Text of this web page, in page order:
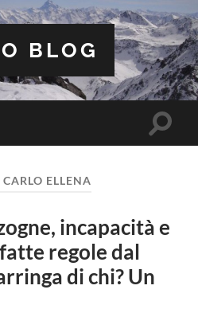
BLOG
CARLO ELLENA
incapacità e
regole dal
di chi? Un